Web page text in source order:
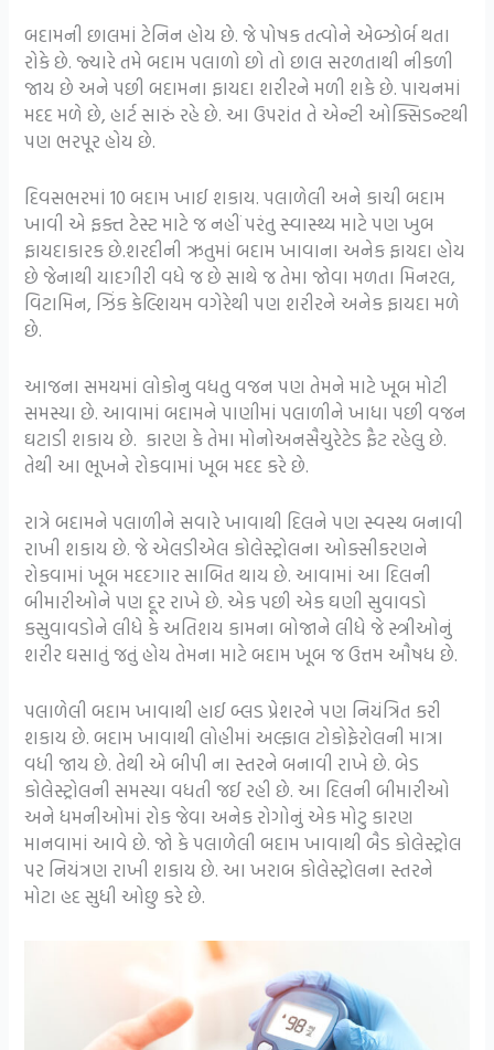
બદામની છાલમાં ટેનિન હોય છે. જે પોષક તત્વોને એબ્ઝોર્બ થતા
રોકે છે. જ્યારે તમે બદામ પલાળો છો તો છાલ સરળતાથી નીકળી
જાય છે અને પછી બદામના ફાયદા શરીરને મળી શકે છે. પાચનમાં
મદદ મળે છે, હાર્ટ સારું રહે છે. આ ઉપરાંત તે એન્ટી ઓક્સિડન્ટથી
પણ ભરપૂર હોય છે.
દિવસભરમાં 10 બદામ ખાઈ શકાય. પલાળેલી અને કાચી બદામ
ખાવી એ ફક્ત ટેસ્ટ માટે જ નહીં પરંતુ સ્વાસ્થ્ય માટે પણ ખુબ
ફાયદાકારક છે.શરદીની ઋતુમાં બદામ ખાવાના અનેક ફાયદા હોય
છે જેનાથી યાદગીરી વધે જ છે સાથે જ તેમા જોવા મળતા મિનરલ,
વિટામિન, ઝિંક કેલ્શિયમ વગેરેથી પણ શરીરને અનેક ફાયદા મળે
છે.
આજના સમયમાં લોકોનુ વધતુ વજન પણ તેમને માટે ખૂબ મોટી
સમસ્યા છે. આવામાં બદામને પાણીમાં પલાળીને ખાધા પછી વજન
ઘટાડી શકાય છે. કારણ કે તેમા મોનોઅનસૈચુરેટેડ ફૈટ રહેલુ છે.
તેથી આ ભૂખને રોકવામાં ખૂબ મદદ કરે છે.
રાત્રે બદામને પલાળીને સવારે ખાવાથી દિલને પણ સ્વસ્થ બનાવી
રાખી શકાય છે. જે એલડીએલ કોલેસ્ટ્રોલના ઓક્સીકરણને
રોકવામાં ખૂબ મદદગાર સાબિત થાય છે. આવામાં આ દિલની
બીમારીઓને પણ દૂર રાખે છે.એક પછી એક ઘણી સુવાવડો
કસુવાવડોને લીધે કે અતિશય કામના બોજાને લીધે જે સ્ત્રીઓનું
શરીર ઘસાતું જતું હોય તેમના માટે બદામ ખૂબ જ ઉત્તમ ઔષધ છે.
પલાળેલી બદામ ખાવાથી હાઈ બ્લડ પ્રેશરને પણ નિયંત્રિત કરી
શકાય છે. બદામ ખાવાથી લોહીમાં અલ્ફાલ ટોકોફેરોલની માત્રા
વધી જાય છે. તેથી એ બીપી ના સ્તરને બનાવી રાખે છે. બેડ
કોલેસ્ટ્રોલની સમસ્યા વધતી જઈ રહી છે. આ દિલની બીમારીઓ
અને ધમનીઓમાં રોક જેવા અનેક રોગોનું એક મોટુ કારણ
માનવામાં આવે છે. જો કે પલાળેલી બદામ ખાવાથી બૈડ કોલેસ્ટ્રોલ
પર નિયંત્રણ રાખી શકાય છે. આ ખરાબ કોલેસ્ટ્રોલના સ્તરને
મોટા હદ સુધી ઓછુ કરે છે.